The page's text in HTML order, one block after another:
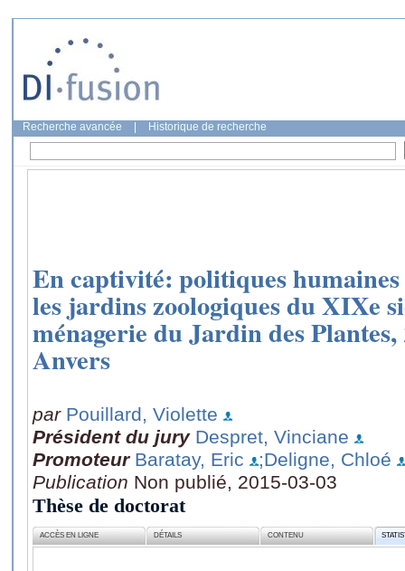
Recherche avancée Historique de recherche
En captivité: politiques humaines
les jardins zoologiques du XIXe
ménagerie du Jardin des
Anvers
par Pouillard, Violette
Président du jury Despret, Vinciane
Promoteur Baratay, Eric
;Deligne, Chloé
Publication Non publié, 2015-03-03
Thèse de doctorat
ACCÈS EN LIGNE DÉTAILS CONTENU